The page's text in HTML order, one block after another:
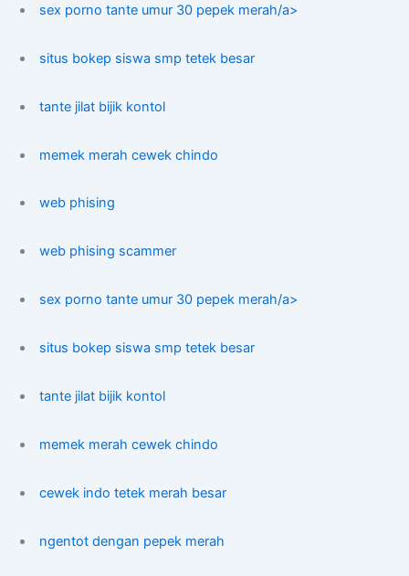
sex porno tante umur 30 pepek merah/a>
situs bokep siswa smp tetek besar
tante jilat bijik kontol
memek merah cewek chindo
web phising
web phising scammer
sex porno tante umur 30 pepek merah/a>
situs bokep siswa smp tetek besar
tante jilat bijik kontol
memek merah cewek chindo
cewek indo tetek merah besar
ngentot dengan pepek merah